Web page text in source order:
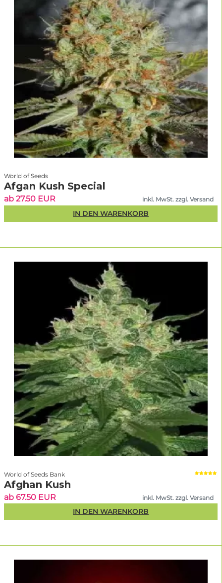
World of Seeds
Afgan Kush Special
ab 27.50 EUR inkl. MwSt. zzgl. Versand
IN DEN WARENKORB
World of Seeds Bank
Afghan Kush
ab 67.50 EUR inkl. MwSt. zzgl. Versand
IN DEN WARENKORB